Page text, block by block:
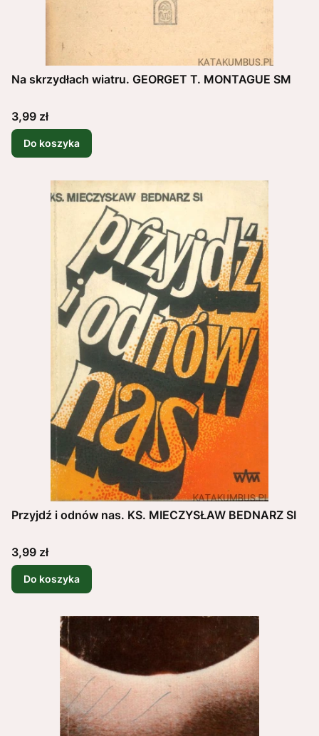
Na skrzydłach wiatru. GEORGET T. MONTAGUE SM
Cena
3,99 zł
Do koszyka
Przyjdź i odnów nas. KS. MIECZYSŁAW BEDNARZ SI
Cena
3,99 zł
Do koszyka